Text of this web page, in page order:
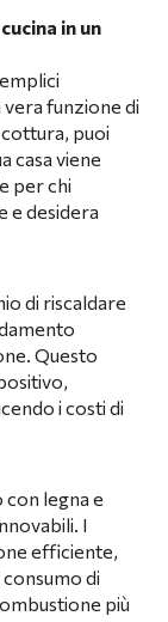
in un
funzione di
puoi
casa viene
per chi
e desidera
di riscaldare
Questo
i costi di
legna e
I
efficiente,
di
più